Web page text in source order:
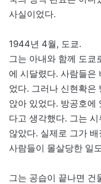
사실이었다.
1944년 4월, 도쿄.
그는 아내와 함께 도쿄
에 시달렸다. 사람들은
었다. 그러나 신현확은
앉아 있었다. 방공호에
다고 생각했다. 그는
않았다. 실제로 그가
사람들이 몰살당한 일
그는 공습이 끝나면 건